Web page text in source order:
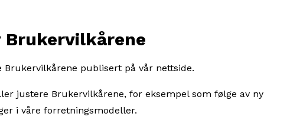
publisert på vår nettside.
justere Brukervilkårene, for eksempel som følge av ny
i våre forretningsmodeller.